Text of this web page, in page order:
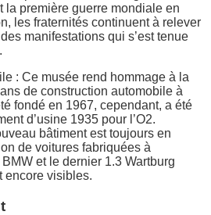
la première guerre mondiale en
les fraternités continuent à relever
manifestations qui s’est tenue
: Ce musée rend hommage à la
de construction automobile à
fondé en 1967, cependant, a été
d’usine 1935 pour l’O2.
bâtiment est toujours en
de voitures fabriquées à
et le dernier 1.3 Wartburg
encore visibles.